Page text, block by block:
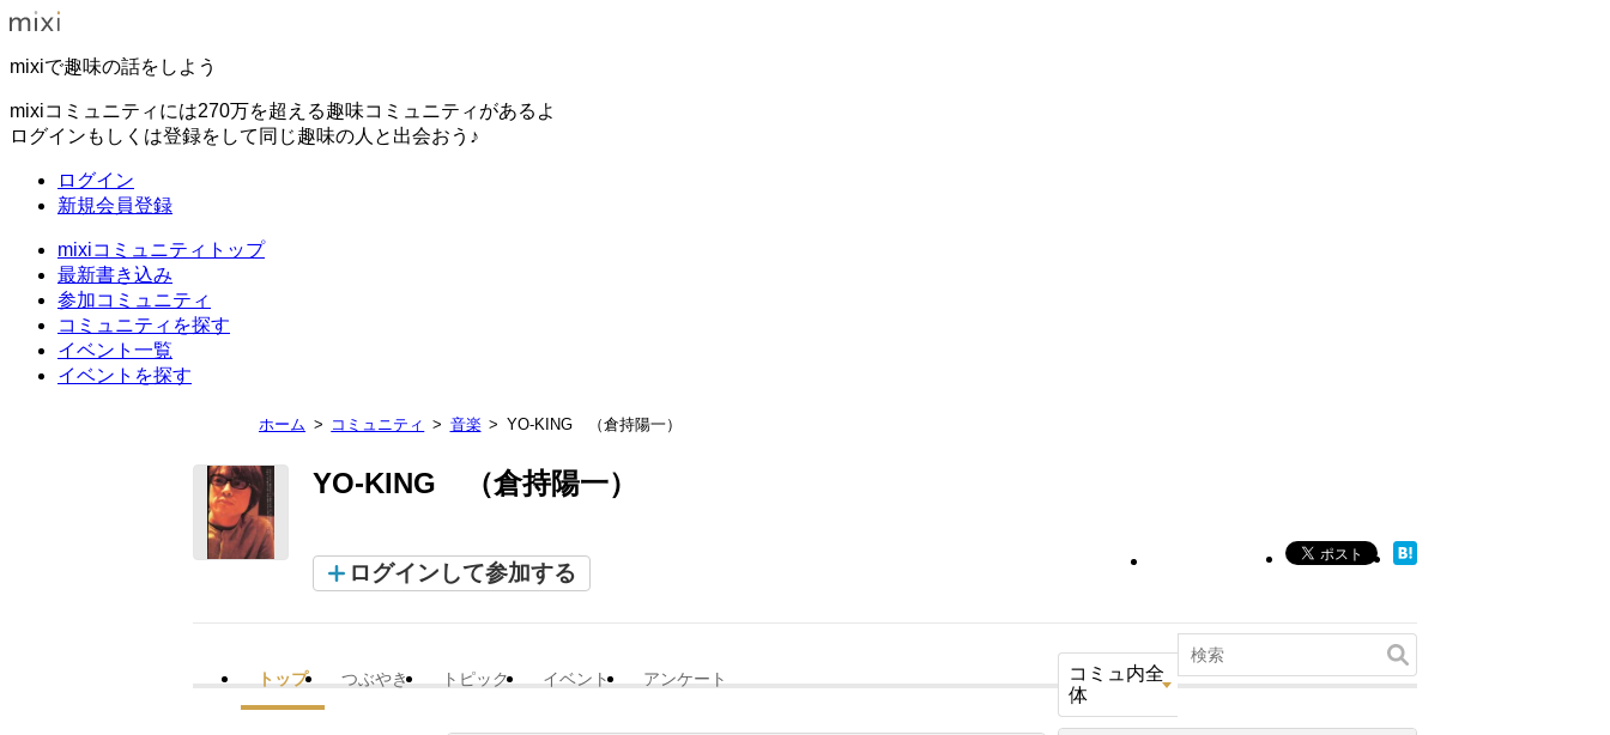
mixiで趣味の話をしよう
mixiコミュニティには270万を超える趣味コミュニティがあるよ
ログインもしくは登録をして同じ趣味の人と出会おう♪
ログイン
新規会員登録
mixiコミュニティトップ
最新書き込み
参加コミュニティ
コミュニティを探す
イベント一覧
イベントを探す
ホーム コミュニティ 音楽 YO-KING （倉持陽一）
YO-KING （倉持陽一）
ログインして参加する
トップ つぶやき トピック イベント アンケート
コミュ内全
体